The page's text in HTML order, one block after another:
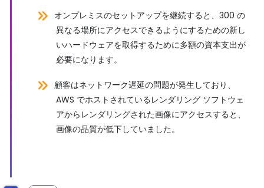
オンプレミスのセットアップを継続すると、300 の
異なる場所にアクセスできるようにするための新し
いハードウェアを取得するために多額の資本支出が
必要になります。
顧客はネットワーク遅延の問題が発生しており、
AWS でホストされているレンダリング ソフトウェ
アからレンダリングされた画像にアクセスすると、
画像の品質が低下していました。